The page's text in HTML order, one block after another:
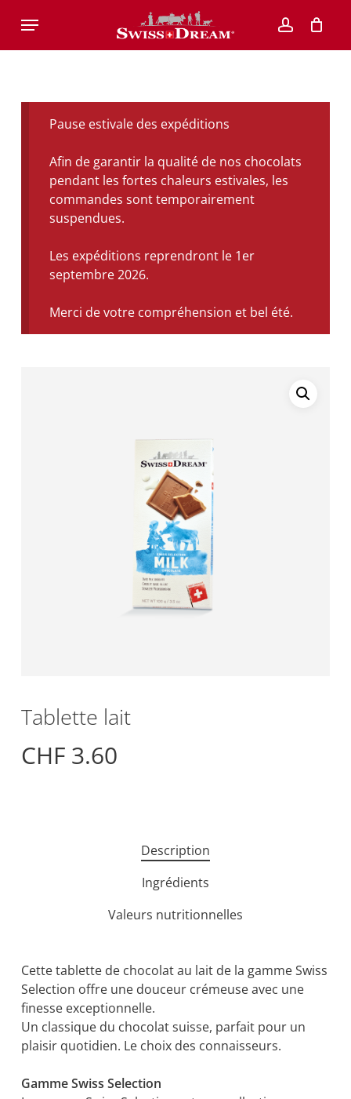
main
account
Menu
Pause estivale des expéditions
Afin de garantir la qualité de nos chocolats
pendant les fortes chaleurs estivales, les
commandes sont temporairement
suspendues.
Les expéditions reprendront le 1er
septembre 2026.
Merci de votre compréhension et bel été.
Tablette lait
CHF3.60
Description
Ingrédients
Valeurs nutritionnelles
Cette tablette de chocolat au lait de la gamme Swiss
Selection offre une douceur crémeuse avec une
finesse exceptionnelle.
Un classique du chocolat suisse, parfait pour un
plaisir quotidien. Le choix des connaisseurs.
Gamme Swiss Selection